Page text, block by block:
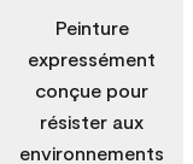
Peinture
expressément
conçue pour
résister aux
environnements